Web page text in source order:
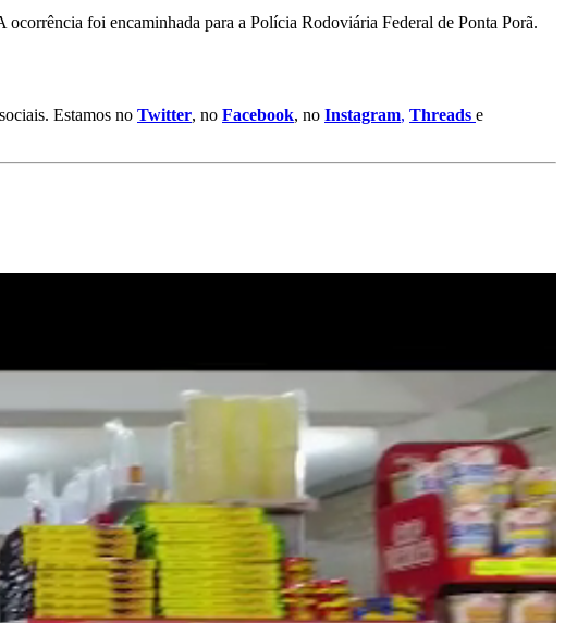
foi encaminhada para a Polícia Rodoviária Federal de Ponta Porã.
Estamos no Twitter, no Facebook, no Instagram, Threads e